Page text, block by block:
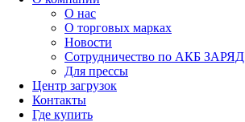
О нас
О торговых марках
Новости
Сотрудничество по АКБ ЗАРЯД
Для прессы
Центр загрузок
Контакты
Где купить